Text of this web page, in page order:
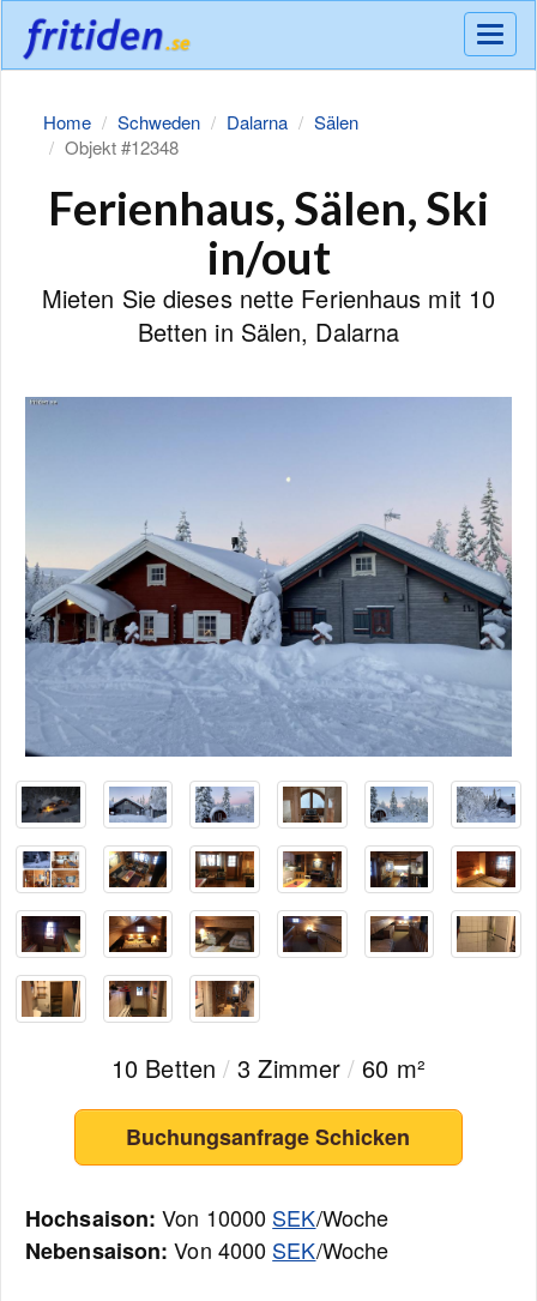
Meny
Home Schweden Dalarna
Sälen
Objekt #12348
Ferienhaus, Sälen, Ski
in/out
Mieten Sie dieses nette Ferienhaus mit 10
Betten in Sälen, Dalarna
10 Betten/ 3 Zimmer/ 60 m²
Buchungsanfrage Schicken
Hochsaison: Von 10000 SEK/Woche
Nebensaison: Von 4000 SEK/Woche